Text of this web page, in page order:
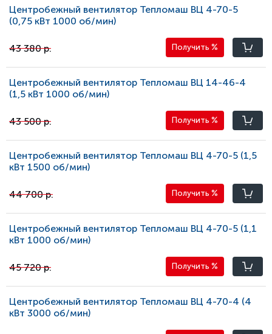
Центробежный вентилятор Тепломаш ВЦ 4-70-5
(0,75 кВт 1000 oб/мин)
43 380 р. Получить %
Центробежный вентилятор Тепломаш ВЦ 14-46-4
(1,5 кВт 1000 oб/мин)
43 500 р. Получить %
Центробежный вентилятор Тепломаш ВЦ 4-70-5 (1,5
кВт 1500 oб/мин)
44 700 р. Получить %
Центробежный вентилятор Тепломаш ВЦ 4-70-5 (1,1
кВт 1000 oб/мин)
45 720 р. Получить %
Центробежный вентилятор Тепломаш ВЦ 4-70-4 (4
кВт 3000 oб/мин)